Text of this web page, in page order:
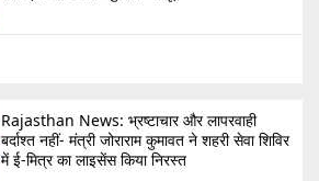
Rajasthan News: भ्रष्टाचार और लापरवाही
बर्दाश्त नहीं- मंत्री जोराराम कुमावत ने शहरी सेवा शिविर
में ई-मित्र का लाइसेंस किया निरस्त